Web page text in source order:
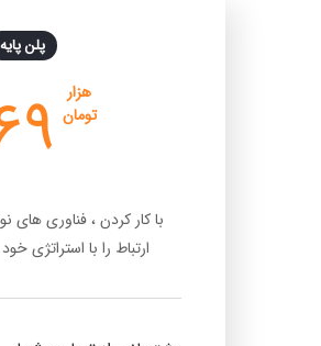
پلن پایه
هزار
تومان
با کار کردن ، فناوری های
ارتباط را با استراتژی